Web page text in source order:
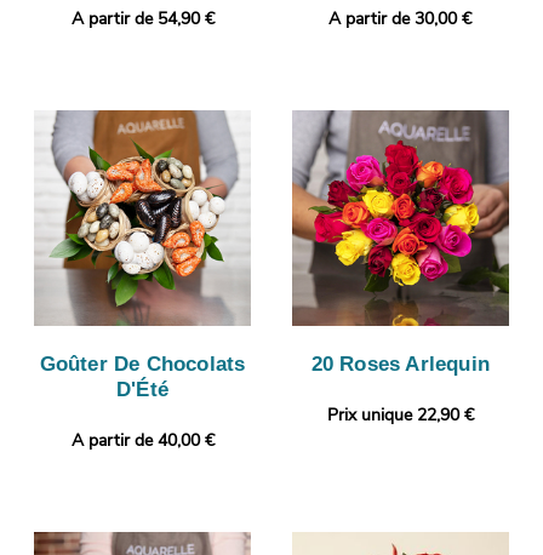
A partir de 54,90 € A partir de 30,00 €
Goûter De Chocolats
D'Été
A partir de 40,00 €
20 Roses Arlequin
Prix unique 22,90 €